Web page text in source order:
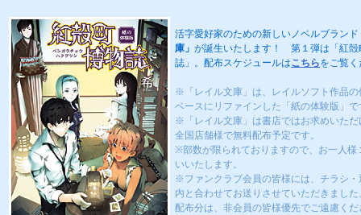
活字愛好家のための新しいノベルブランド
庫」 が誕生いたします！ 第１弾は「紅殻
誌」。配布スケジュールはこちらをご覧
※「レイル文庫」は、レイルソフト作品の
ベースにリファインした「紙の体験版」で
※「レイル文庫」は書店ではお求めいただ
全国店舗様で無料配布予定です。
※部数が限られておりますので、お一人様
いいたします。
※ファンクラブ会員の皆様には、チラシ・
内と合わせてお送りさせていただきました
配布分は、非会員の皆様優先でご遠慮く